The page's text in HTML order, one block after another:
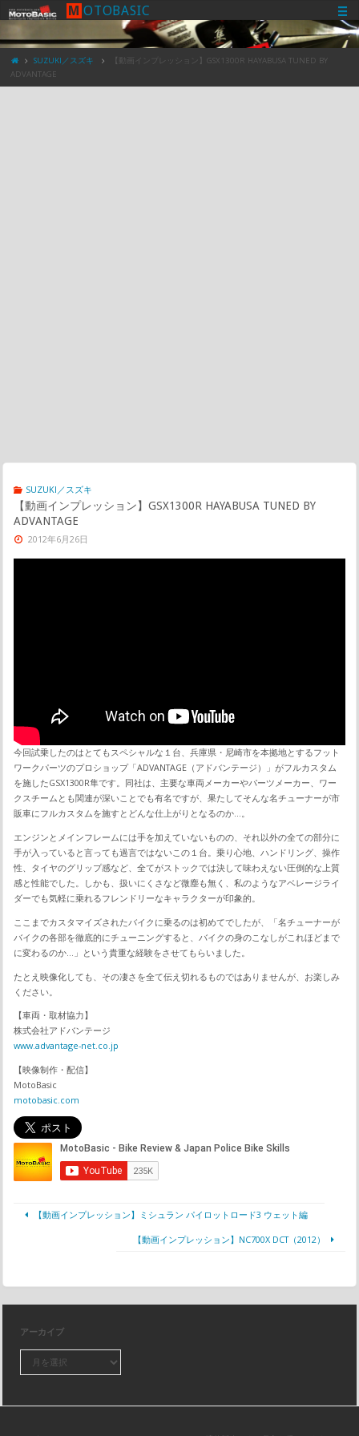
M OTOBASIC
SUZUKI／スズキ
【動画インプレッション】GSX1300R HAYABUSA TUNED BY
ADVANTAGE
SUZUKI／スズキ
【動画インプレッション】GSX1300R HAYABUSA TUNED BY
ADVANTAGE
2012年6月26日
今回試乗したのはとてもスペシャルな１台、兵庫県・尼崎市を本拠地とするフット
ワークパーツのプロショップ「ADVANTAGE（アドバンテージ）」がフルカスタム
を施したGSX1300R隼です。同社は、主要な車両メーカーやパーツメーカー、ワー
クスチームとも関連が深いことでも有名ですが、果たしてそんな名チューナーが市
販車にフルカスタムを施すとどんな仕上がりとなるのか…。
エンジンとメインフレームには手を加えていないものの、それ以外の全ての部分に
手が入っていると言っても過言ではないこの１台。乗り心地、ハンドリング、操作
性、タイヤのグリップ感など、全てがストックでは決して味わえない圧倒的な上質
感と性能でした。しかも、扱いにくさなど微塵も無く、私のようなアベレージライ
ダーでも気軽に乗れるフレンドリーなキャラクターが印象的。
ここまでカスタマイズされたバイクに乗るのは初めてでしたが、「名チューナーが
バイクの各部を徹底的にチューニングすると、バイクの身のこなしがこれほどまで
に変わるのか…」という貴重な経験をさせてもらいました。
たとえ映像化しても、その凄さを全て伝え切れるものではありませんが、お楽しみ
ください。
【車両・取材協力】
株式会社アドバンテージ
www.advantage-net.co.jp
【映像制作・配信】
MotoBasic
motobasic.com
【動画インプレッション】ミシュラン パイロットロード3 ウェット編
【動画インプレッション】NC700X DCT（2012）
アーカイブ